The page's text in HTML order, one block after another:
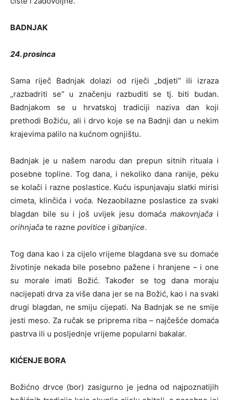
BADNJAK
24. prosinca
Sama riječ Badnjak dolazi od riječi „bdjeti“ ili izraza
„razbadriti se“ u značenju razbuditi se tj. biti budan.
Badnjakom se u hrvatskoj tradiciji naziva dan koji
prethodi Božiću, ali i drvo koje se na Badnji dan u nekim
krajevima palilo na kućnom ognjištu.
Badnjak je u našem narodu dan prepun sitnih rituala i
posebne topline. Tog dana, i nekoliko dana ranije, peku
se kolači i razne poslastice. Kuću ispunjavaju slatki mirisi
cimeta, klinčića i voća. Nezaobilazne poslastice za svaki
blagdan bile su i još uvijek jesu domaćamakovnjača i
orihnjača te razne povitice i gibanjice.
Tog dana kao i za cijelo vrijeme blagdana sve su domaće
životinje nekada bile posebno pažene i hranjene – i one
su morale imati Božić. Također se tog dana moraju
nacijepati drva za više dana jer se na Božić, kao i na svaki
drugi blagdan, ne smiju cijepati. Na Badnjak se ne smije
jesti meso. Za ručak se priprema riba – najčešće domaća
pastrva ili u posljednje vrijeme popularni bakalar.
KIĆENJE BORA
Božićno drvce (bor) zasigurno je jedna od najpoznatijih